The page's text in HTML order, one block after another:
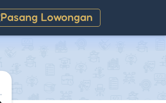
Pasang Lowongan